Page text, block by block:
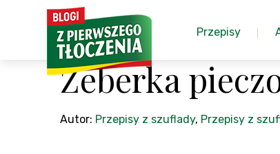
Przepisy
Żeberka
Autor: Przepisy z szuflady, Przepisy z